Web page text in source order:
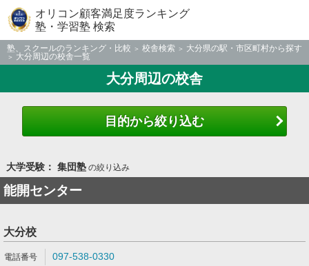
オリコン顧客満足度ランキング
塾・学習塾 検索
塾、スクールのランキング・比較 校舎検索
大分県の駅・市区町村から探す
大分周辺の校舎一覧
大分周辺の校舎
目的から絞り込む
大学受験： 集団塾の絞り込み
能開センター
大分校
097-538-0330